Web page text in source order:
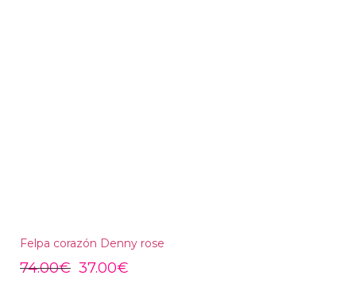
Felpa corazón Denny rose
74.00€ 37.00€